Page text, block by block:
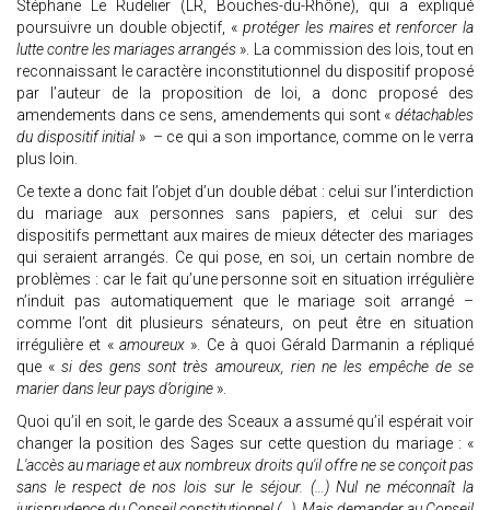
Stéphane Le Rudelier (LR, Bouches-du-Rhône), qui a expliqué
poursuivre un double objectif, « protéger les maires et renforcer la
lutte contre les mariages arrangés ». La commission des lois, tout en
reconnaissant le caractère inconstitutionnel du dispositif proposé
par l’auteur de la proposition de loi, a donc proposé des
amendements dans ce sens, amendements qui sont « détachables
du dispositif initial » – ce qui a son importance, comme on le verra
plus loin.
Ce texte a donc fait l’objet d’un double débat : celui sur l’interdiction
du mariage aux personnes sans papiers, et celui sur des
dispositifs permettant aux maires de mieux détecter des mariages
qui seraient arrangés. Ce qui pose, en soi, un certain nombre de
problèmes : car le fait qu’une personne soit en situation irrégulière
n’induit pas automatiquement que le mariage soit arrangé –
comme l’ont dit plusieurs sénateurs, on peut être en situation
irrégulière et «amoureux ». Ce à quoi Gérald Darmanin a répliqué
que «si des gens sont très amoureux, rien ne les empêche de se
marier dans leur pays d’origine ».
Quoi qu’il en soit, le garde des Sceaux a assumé qu’il espérait voir
changer la position des Sages sur cette question du mariage : «
L'accès au mariage et aux nombreux droits qu'il offre ne se conçoit pas
sans le respect de nos lois sur le séjour. (…) Nul ne méconnaît la